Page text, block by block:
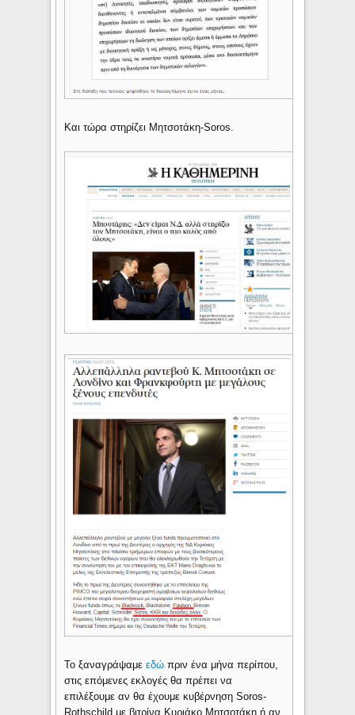
Και τώρα στηρίζει Μητσοτάκη-Soros.
Το ξαναγράψαμεεδώ πριν ένα μήνα περίπου,
στις επόμενες εκλογές θα πρέπει να
επιλέξουμε αν θα έχουμε κυβέρνηση Soros-
Rothschild με βιτρίνα Κυριάκο Μητσοτάκη ή αν